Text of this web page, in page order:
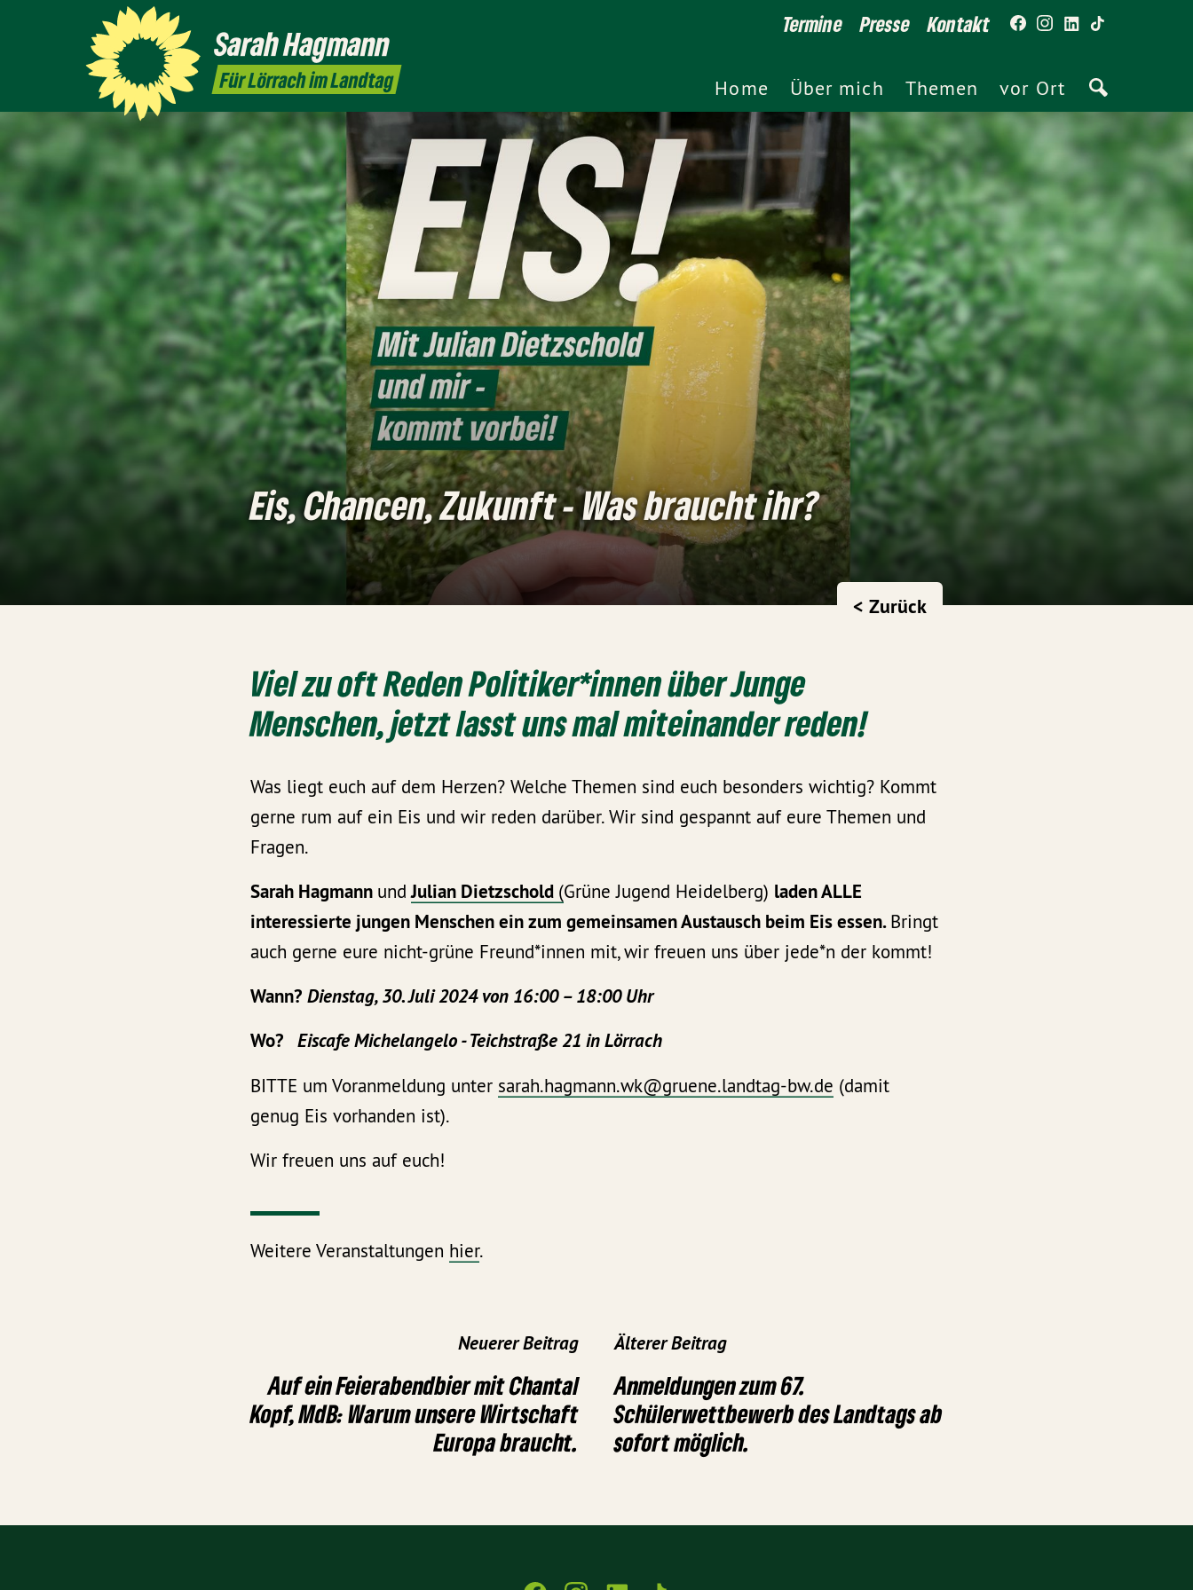
SarahHagmann
Für Lörrach im Landtag
Termine Presse Kontakt
Home Über mich Themen vor Ort
Eis, Chancen, Zukunft - Was braucht ihr?
< Zurück
Viel zu oft Reden Politiker*innen über Junge
Menschen, jetzt lasst uns mal miteinander reden!
Was liegt euch auf dem Herzen? Welche Themen sind euch besonders wichtig? Kommt
gerne rum auf ein Eis und wir reden darüber. Wir sind gespannt auf eure Themen und
Fragen.
Sarah Hagmann und Julian Dietzschold (Grüne Jugend Heidelberg) laden ALLE
interessierte jungen Menschen ein zum gemeinsamen Austausch beim Eis essen.Bringt
auch gerne eure nicht-grüne Freund*innen mit, wir freuen uns über jede*n der kommt!
Wann?Dienstag, 30. Juli 2024 von 16:00 – 18:00 Uhr
Wo?Eiscafe Michelangelo - Teichstraße 21 in Lörrach
BITTE um Voranmeldung unter sarah.hagmann.wk@gruene.landtag-bw.de (damit
genug Eis vorhanden ist).
Wir freuen uns auf euch!
Weitere Veranstaltungen hier.
Neuerer Beitrag
Auf ein Feierabendbier mit Chantal
Kopf, MdB: Warum unsere Wirtschaft
Europa braucht.
Älterer Beitrag
Anmeldungen zum 67.
Schülerwettbewerb des Landtags ab
sofort möglich.